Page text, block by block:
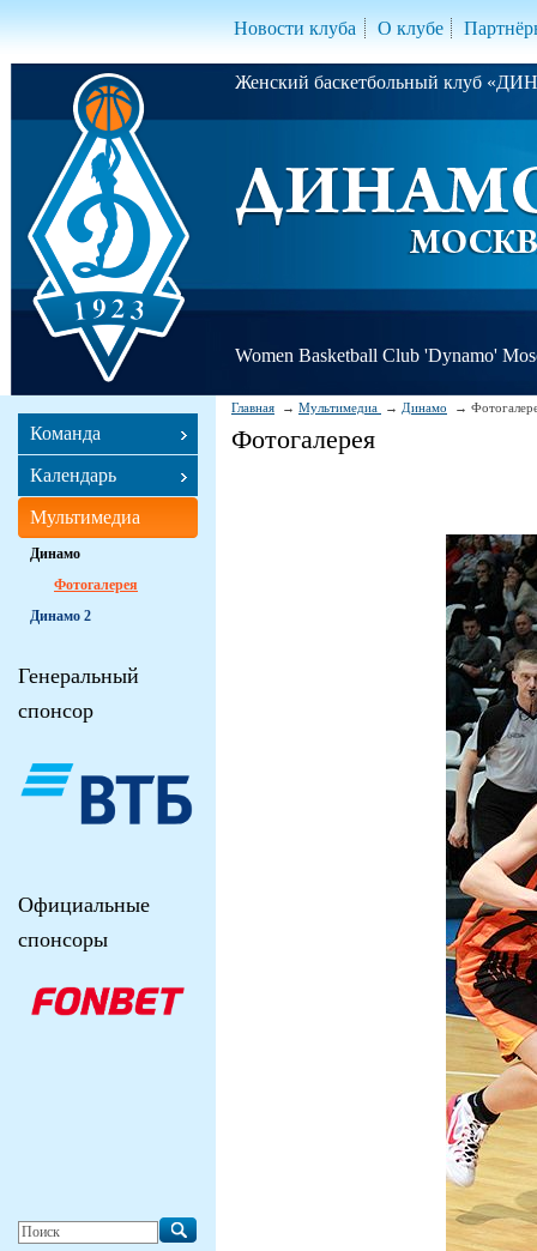
Новости клуба О клубе
Женский баскетбольный клуб
Women Basketball Club 'Dynamo'
Главная Мультимедиа Динамо
Фотогалерея
Команда
Календарь
Мультимедиа
Динамо
Фотогалерея
Динамо 2
Генеральный
спонсор
Официальные
спонсоры